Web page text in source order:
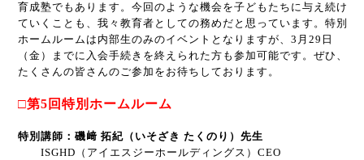
育成塾でもあります。今回のような機会を子どもたちに与え続け
ていくことも、我々教育者としての務めだと思っています。特別
ホームルームは内部生のみのイベントとなりますが、3月29日
（金）までに入会手続きを終えられた方も参加可能です。ぜひ、
たくさんの皆さんのご参加をお待ちしております。
□第5回特別ホームルーム
特別講師：磯﨑 拓紀（いそざき たくのり）先生
ISGHD（アイエスジーホールディングス）CEO